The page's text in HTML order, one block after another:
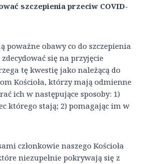
szczepienia przeciw COVID-
poważne obawy co do szczepienia
się na przyjęcie
tę kwestię jako należącą do
Kościoła, którzy mają odmienne
ich w następujące sposoby: 1)
którego stają; 2) pomagając im w
członkowie naszego Kościoła
niezupełnie pokrywają się z